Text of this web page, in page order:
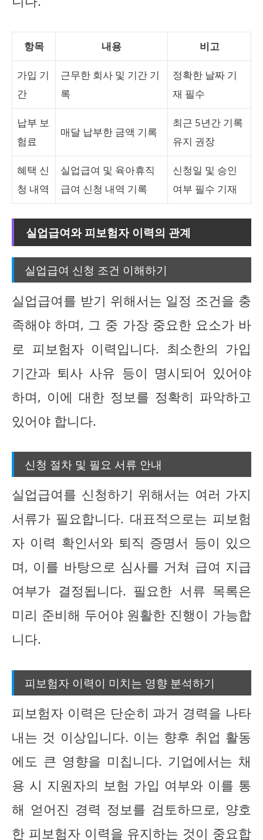
항목 내용 비고
가입 기
간
근무한 회사 및 기간 기
록
정확한 날짜 기
재 필수
납부 보
험료
매달 납부한 금액 기록
최근 5년간 기록
유지 권장
혜택 신
청 내역
실업급여 및 육아휴직
급여 신청 내역 기록
신청일 및 승인
여부 필수 기재
실업급여와 피보험자 이력의 관계
실업급여 신청 조건 이해하기
실업급여를 받기 위해서는 일정 조건을 충
족해야 하며, 그 중 가장 중요한 요소가 바
로 피보험자 이력입니다. 최소한의 가입
기간과 퇴사 사유 등이 명시되어 있어야
하며, 이에 대한 정보를 정확히 파악하고
있어야 합니다.
신청 절차 및 필요 서류 안내
실업급여를 신청하기 위해서는 여러 가지
서류가 필요합니다. 대표적으로는 피보험
자 이력 확인서와 퇴직 증명서 등이 있으
며, 이를 바탕으로 심사를 거쳐 급여 지급
여부가 결정됩니다. 필요한 서류 목록은
미리 준비해 두어야 원활한 진행이 가능합
니다.
피보험자 이력이 미치는 영향 분석하기
피보험자 이력은 단순히 과거 경력을 나타
내는 것 이상입니다. 이는 향후 취업 활동
에도 큰 영향을 미칩니다. 기업에서는 채
용 시 지원자의 보험 가입 여부와 이를 통
해 얻어진 경력 정보를 검토하므로, 양호
한 피보험자 이력을 유지하는 것이 중요합